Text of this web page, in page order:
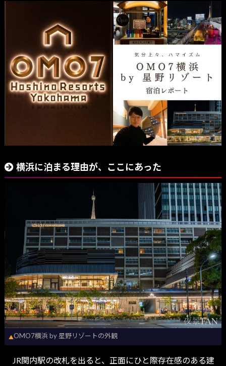
横浜に泊まる理由が、ここにあった
▲OMO7横浜 by 星野リゾートの外観
JR関内駅の改札を出ると、正面にひと際存在感のある建